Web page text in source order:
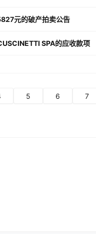
元的破产拍卖公告
SPA的应收款项
5 6 7